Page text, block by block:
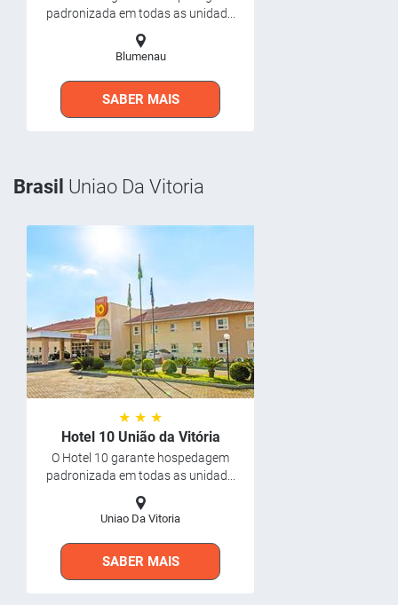
padronizada em todas as unidad...
Blumenau
SABER MAIS
Brasil Uniao Da Vitoria
★ ★ ★
Hotel 10 União da Vitória
O Hotel 10 garante hospedagem
padronizada em todas as unidad...
Uniao Da Vitoria
SABER MAIS